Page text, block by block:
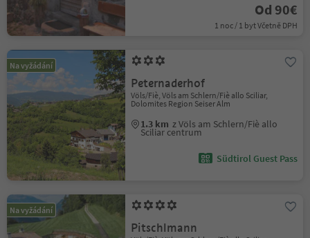
Od 90€
1 noc / 1 byt Včetně DPH
Na vyžádání
Peternaderhof
Völs/Fiè, Völs am Schlern/Fiè allo Sciliar,
Dolomites Region Seiser Alm
1.3 km z Völs am Schlern/Fiè allo
Sciliar centrum
Südtirol Guest Pass
Na vyžádání
Pitschlmann